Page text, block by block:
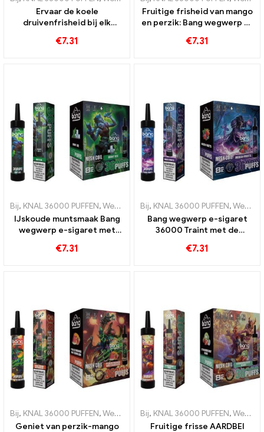
Ervaar de koele
druivenfrisheid bij elk
wegwerp e-sigaret met
€7.31
Fruitige frisheid van mango
en perzik: Bang wegwerp e-
voor een tropische
€7.31
Bij, KNAL 36000 PUFFEN,Wegwerp e-sigaretten ,Wegwerp e-
IJskoude muntsmaak Bang
wegwerp e-sigaret met
meshspiraal voor de ultieme
€7.31
Bij, KNAL 36000 PUFFEN,Wegwerp e-sigaretten
Bang wegwerp e-sigaret
36000 Traint met de
vruchten voor een ultieme
€7.31
Bij, KNAL 36000 PUFFEN,Wegwerp e-sigaretten ,Wegwerp e-
Geniet van perzik-mango
Bij, KNAL 36000 PUFFEN,Wegwerp e-sigaretten
Fruitige frisse AARDBEI